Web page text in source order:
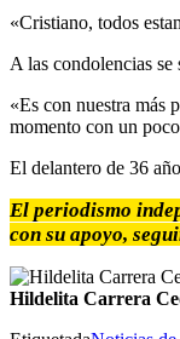
«Cristiano, todos
A las condolencias
«Es con nuestra más
momento con un
El delantero de 36
El periodismo
con su apoyo,
Hildelita Carrera